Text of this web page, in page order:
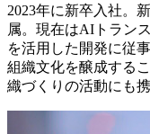
2023年に新卒入社。
属。現在はAIトラン
を活用した開発に従
組織文化を醸成する
織づくりの活動にも携